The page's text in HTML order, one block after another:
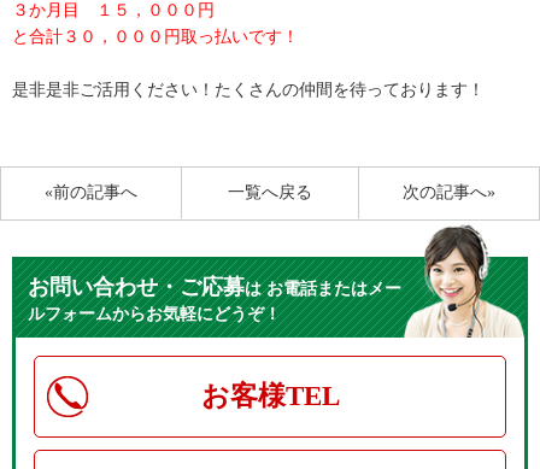
３か月目 １５，０００円
と合計３０，０００円取っ払いです！
是非是非ご活用ください！たくさんの仲間を待っております！
«前の記事へ 次の記事へ»
一覧へ戻る
お問い合わせ・ご応募はお電話またはメー
ルフォームからお気軽にどうぞ！
お客様TEL